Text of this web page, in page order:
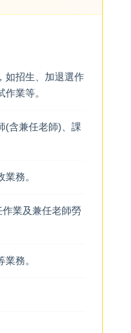
如招生、加退選作
業等。
(含兼任老師)、課
務。
業及兼任老師勞
務。